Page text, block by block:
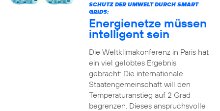
SCHUTZ DER UMWELT DURCH SMART
GRIDS:
Energienetze müssen
intelligent sein
Die Weltklimakonferenz in Paris hat
ein viel gelobtes Ergebnis
gebracht: Die internationale
Staatengemeinschaft will den
Temperaturanstieg auf 2 Grad
begrenzen. Dieses anspruchsvolle